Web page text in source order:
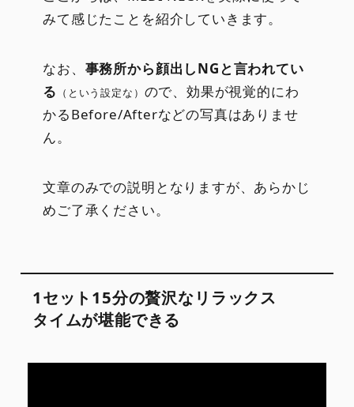
みて感じたことを紹介していきます。
なお、 事務所から顔出しNGと言われてい
る （という設定な） ので、効果が視覚的にわ
かるBefore/Afterなどの写真はありませ
ん。
文章のみでの説明となりますが、あらかじ
めご了承ください。
1セット15分の贅沢なリラックス
タイムが堪能できる